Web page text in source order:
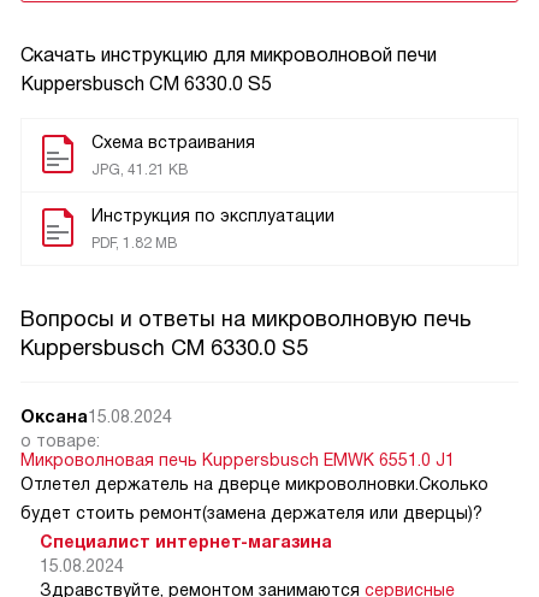
Скачать инструкцию для микроволновой печи
Kuppersbusch CM 6330.0 S5
Схема встраивания
JPG, 41.21 KB
Инструкция по эксплуатации
PDF, 1.82 MB
Вопросы и ответы на микроволновую печь
Kuppersbusch CM 6330.0 S5
Оксана15.08.2024
о товаре:
Микроволновая печь Kuppersbusch EMWK 6551.0 J1
Отлетел держатель на дверце микроволновки.Сколько
будет стоить ремонт(замена держателя или дверцы)?
Специалист интернет-магазина
15.08.2024
Здравствуйте, ремонтом занимаются сервисные